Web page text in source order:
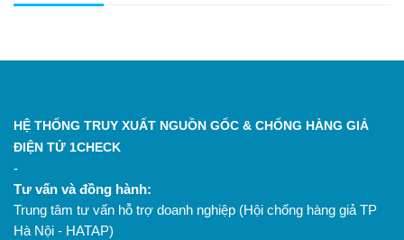
HỆ THỐNG TRUY XUẤT NGUỒN GỐC & CHỐNG HÀNG GIẢ
ĐIỆN TỬ 1CHECK
-
Tư vấn và đồng hành:
Trung tâm tư vấn hỗ trợ doanh nghiệp (Hội chống hàng giả TP
Hà Nội - HATAP)